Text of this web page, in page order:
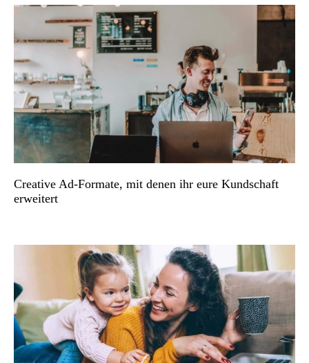
Creative Ad-Formate, mit denen ihr eure Kundschaft
erweitert